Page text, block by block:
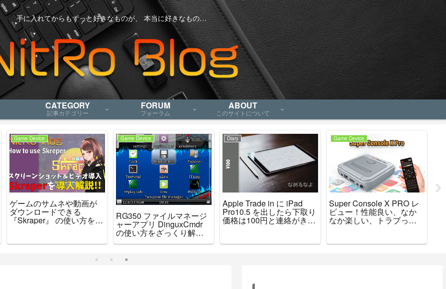
手に入れてからもずっと好きなものが、 本当に好きなもの…
CATEGORY
記事カテゴリー
FORUM
フォーラム
ABOUT
このサイトについて
Game Device
ANBERNIC RG556
Review 実機を見ればみん
な好きになると思うんだ
Game Device
ANBERNIC 新製品
「RG35XX H」の・・・
とても雑な所見感想など
をお知らせします
Gadget
最強のPCゲームコントロ
ーラー「8BitDo
Ultimate」レビュー、これ
Game Device
「Miyoo Mini Plus」と
「ANBERNIC RG35XX」
どっちが良いの？